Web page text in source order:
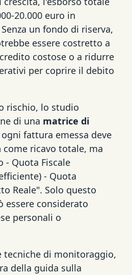
20.000 euro in
un fondo di riserva,
essere costretto a
costose o a ridurre
per coprire il debito
rischio, lo studio
di una matrice di
ogni fattura emessa deve
ricavo totale, ma
- Quota Fiscale
- Quota
Reale". Solo questo
considerato
personali o
tecniche di monitoraggio,
della guida sulla